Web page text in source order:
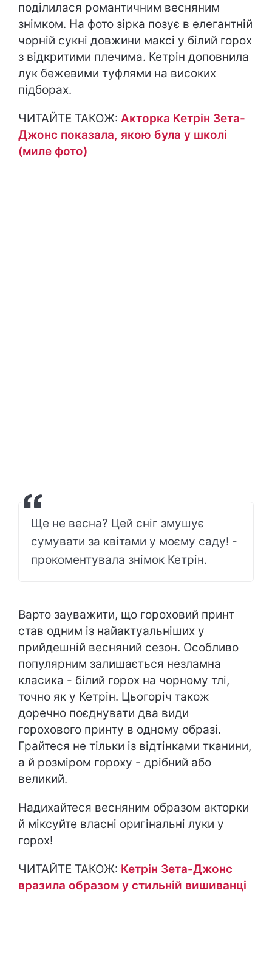
поділилася романтичним весняним
знімком. На фото зірка позує в елегантній
чорній сукні довжини максі у білий горох
з відкритими плечима. Кетрін доповнила
лук бежевими туфлями на високих
підборах.
ЧИТАЙТЕ ТАКОЖ: Акторка Кетрін Зета-
Джонс показала, якою була у школі
(миле фото)
Ще не весна? Цей сніг змушує
сумувати за квітами у моєму саду! -
прокоментувала знімок Кетрін.
Варто зауважити, що гороховий принт
став одним із найактуальніших у
прийдешній весняний сезон. Особливо
популярним залишається незламна
класика - білий горох на чорному тлі,
точно як у Кетрін. Цьогоріч також
доречно поєднувати два види
горохового принту в одному образі.
Грайтеся не тільки із відтінками тканини,
а й розміром гороху - дрібний або
великий.
Надихайтеся весняним образом акторки
й міксуйте власні оригінальні луки у
горох!
ЧИТАЙТЕ ТАКОЖ: Кетрін Зета-Джонс
вразила образом у стильній вишиванці